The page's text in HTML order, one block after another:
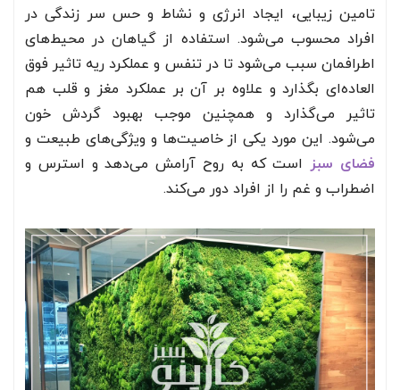
تامین زیبایی، ایجاد انرژی و نشاط و حس سر زندگی در
افراد محسوب می‌شود. استفاده از گیاهان در محیط‌های
اطرافمان سبب می‌شود تا در تنفس و عملکرد ریه تاثیر فوق
العاده‌ای بگذارد و علاوه بر آن بر عملکرد مغز و قلب هم
تاثیر می‌گذارد و همچنین موجب بهبود گردش خون
می‌شود. این مورد یکی از خاصیت‌ها و ویژگی‌های طبیعت و
فضای سبز است که به روح آرامش می‌دهد و استرس و
اضطراب و غم را از افراد دور می‌کند.